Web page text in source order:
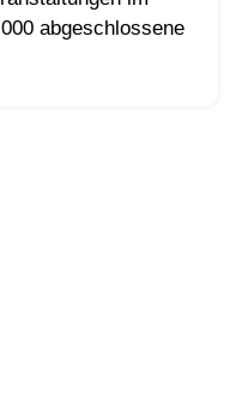
abgeschlossene